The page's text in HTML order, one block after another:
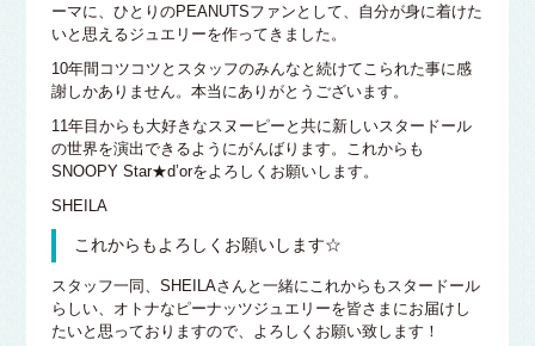
ーマに、ひとりのPEANUTSファンとして、自分が身に着けた
いと思えるジュエリーを作ってきました。
10年間コツコツとスタッフのみんなと続けてこられた事に感
謝しかありません。本当にありがとうございます。
11年目からも大好きなスヌーピーと共に新しいスタードール
の世界を演出できるようにがんばります。これからも
SNOOPY Star★d’orをよろしくお願いします。
SHEILA
これからもよろしくお願いします☆
スタッフ一同、SHEILAさんと一緒にこれからもスタードール
らしい、オトナなピーナッツジュエリーを皆さまにお届けし
たいと思っておりますので、よろしくお願い致します！